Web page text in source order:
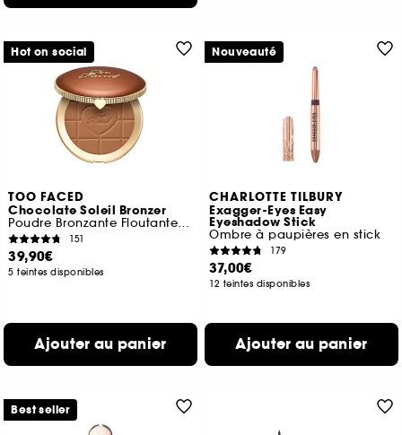
TOO FACED
Chocolate Soleil Bronzer
Poudre Bronzante Floutante Fini Mat
151
39,90€
5 teintes disponibles
Ajouter au panier
Hot on social
CHARLOTTE TILBURY
Exagger-Eyes Easy
Eyeshadow Stick
Ombre à paupières en stick
179
37,00€
12 teintes disponibles
Ajouter au panier
Nouveauté
Best seller